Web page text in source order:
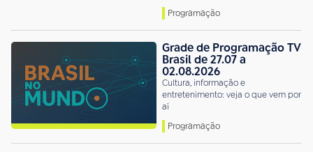
Programação
Grade de Programação TV
Brasil de 27.07 a
02.08.2026
Cultura, informação e
entretenimento: veja o que vem por
aí
Programação